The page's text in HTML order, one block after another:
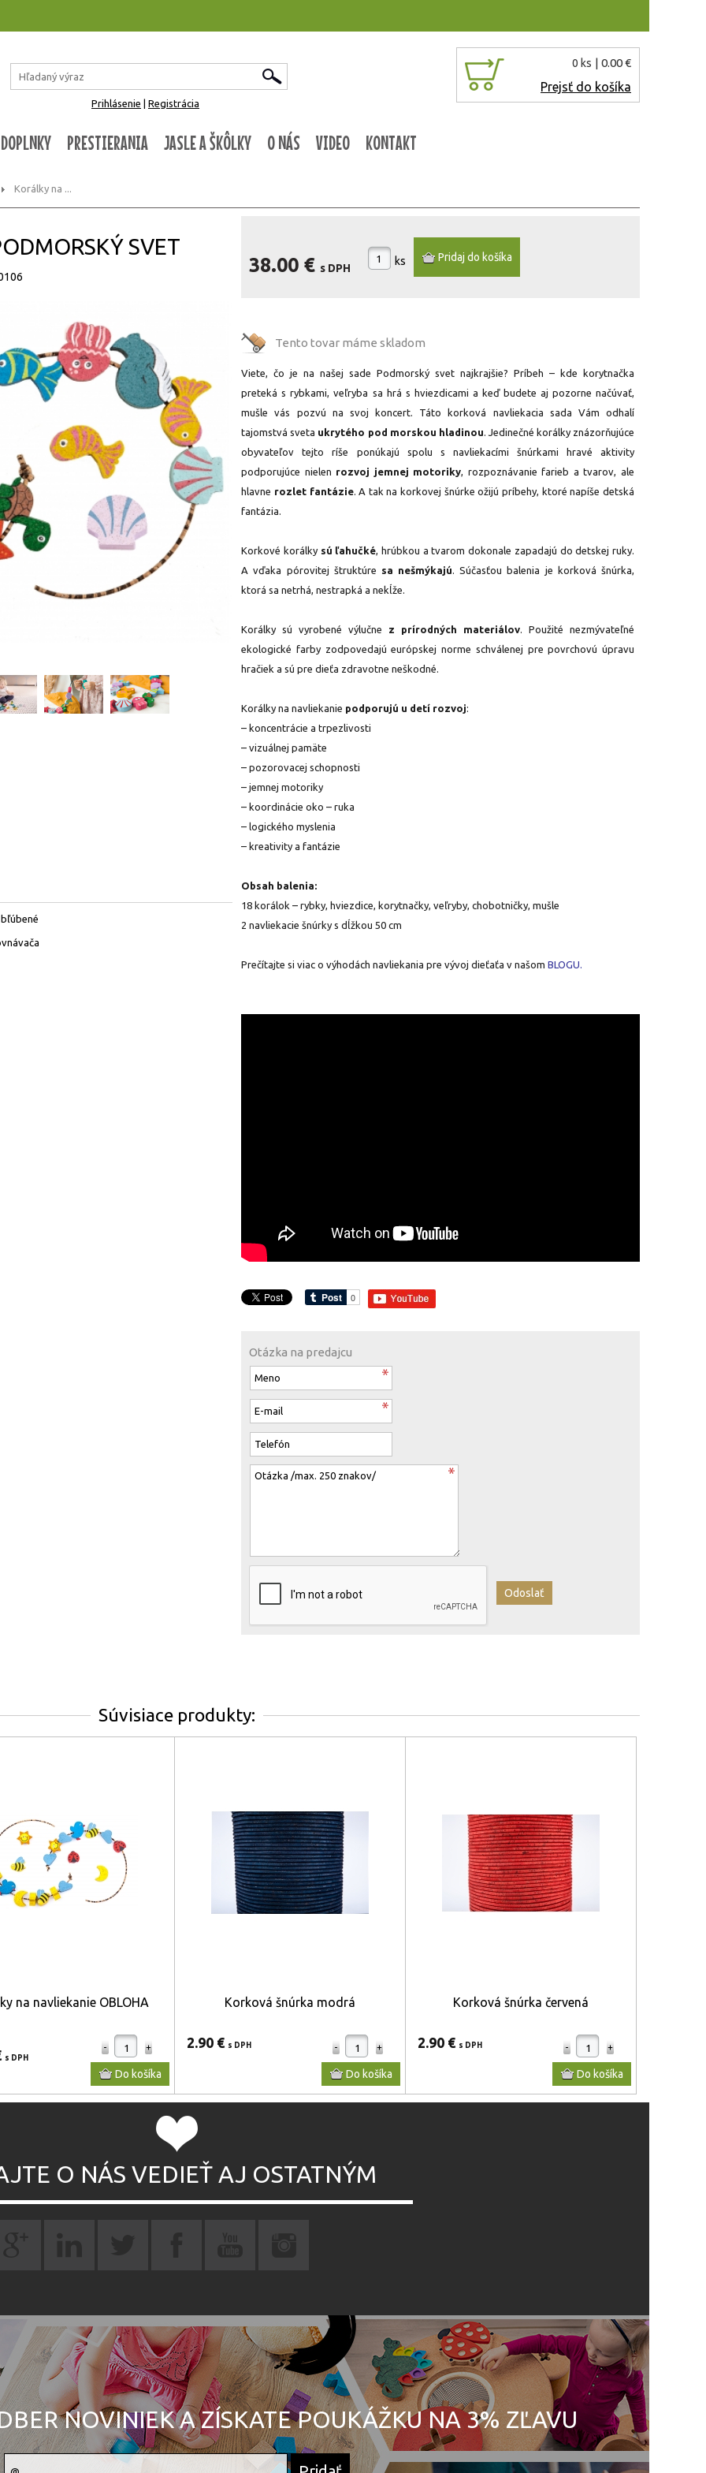
0 ks | 0.00 €
Prejsť do košíka
Prihlásenie Registrácia
PRESTIERANIA JASLE A ŠKÔLKY O NÁS VIDEO KONTAKT
Korálky na ...
SVET
38.00 € s DPH
ks
Tento tovar mámeskladom
Viete, čo je na našej sade Podmorský svet najkrajšie? Príbeh – kde korytnačka
preteká s rybkami, veľryba sa hrá s hviezdicami a keď budete aj pozorne načúvať,
mušle vás pozvú na svoj koncert. Táto korková navliekacia sada Vám odhalí
tajomstvá sveta ukrytého pod morskou hladinou. Jedinečné korálky znázorňujúce
obyvateľov tejto ríše ponúkajú spolu s navliekacími šnúrkami hravé aktivity
podporujúce nielen rozvoj jemnej motoriky, rozpoznávanie farieb a tvarov, ale
hlavne rozlet fantázie. A tak na korkovej šnúrke ožijú príbehy, ktoré napíše detská
fantázia.
Korkové korálky sú ľahučké, hrúbkou a tvarom dokonale zapadajú do detskej ruky.
A vďaka pórovitej štruktúre sa nešmýkajú. Súčasťou balenia je korková šnúrka,
ktorá sa netrhá, nestrapká a nekĺže.
Korálky sú vyrobené výlučne z prírodných materiálov. Použité nezmývateľné
ekologické farby zodpovedajú európskej norme schválenej pre povrchovú úpravu
hračiek a sú pre dieťa zdravotne neškodné.
Korálky na navliekanie podporujú u detí rozvoj:
– koncentrácie a trpezlivosti
– vizuálnej pamäte
– pozorovacej schopnosti
– jemnej motoriky
– koordinácie oko – ruka
– logického myslenia
– kreativity a fantázie
Obsah balenia:
18 korálok – rybky, hviezdice, korytnačky, veľryby, chobotničky, mušle
2 navliekacie šnúrky s dĺžkou 50 cm
Prečítajte si viac o výhodách navliekania pre vývoj dieťaťa v našomBLOGU.
Otázka na predajcu
Súvisiace produkty:
na navliekanie OBLOHA
s DPH
Korková šnúrka modrá
2.90 € s DPH
Korková šnúrka červená
2.90 € s DPH
O NÁS VEDIEŤ AJ OSTATNÝM
NOVINIEK A ZÍSKATE POUKÁŽKU NA 3% ZĽAVU